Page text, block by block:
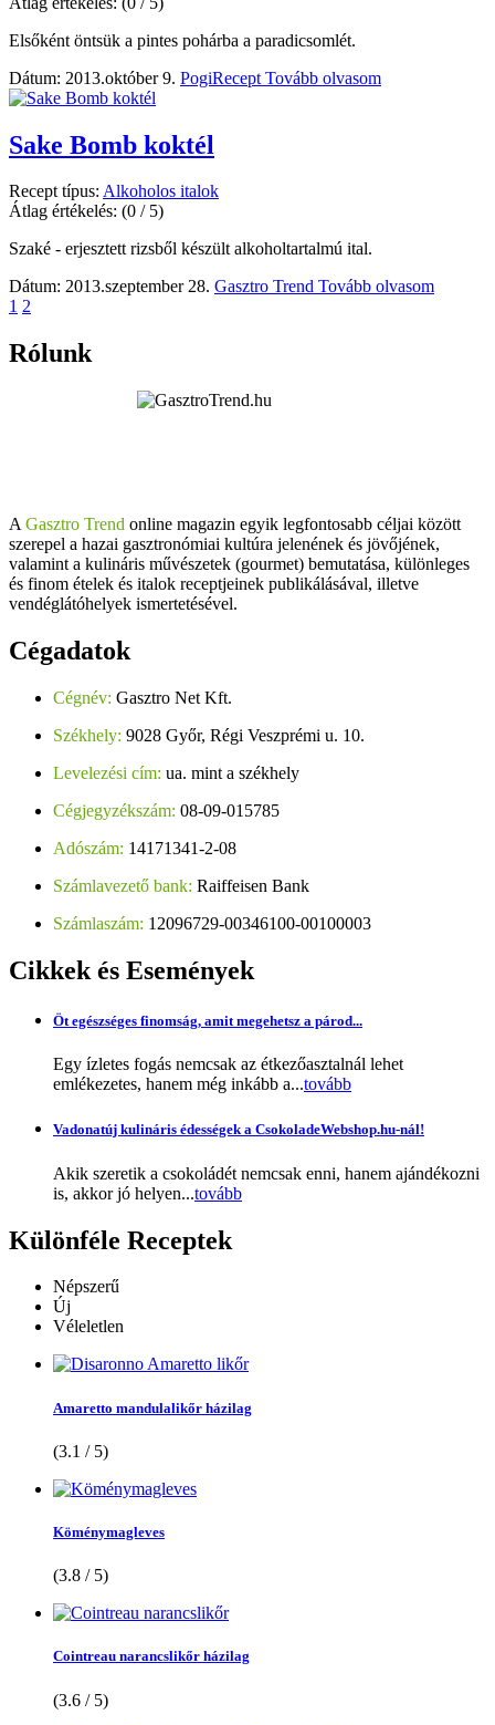
Elsőként öntsük a pintes pohárba a paradicsomlét.
Dátum: 2013.október 9. PogiRecept Tovább olvasom
Sake Bomb koktél
Recept típus: Alkoholos italok
Átlag értékelés: (0 / 5)
Szaké - erjesztett rizsből készült alkoholtartalmú ital.
Dátum: 2013.szeptember 28. Gasztro Trend Tovább olvasom
1 2
Rólunk
A Gasztro Trend online magazin egyik legfontosabb céljai között
szerepel a hazai gasztronómiai kultúra jelenének és jövőjének,
valamint a kulináris művészetek (gourmet) bemutatása, különleges
és finom ételek és italok receptjeinek publikálásával, illetve
vendéglátóhelyek ismertetésével.
Cégadatok
Cégnév: Gasztro Net Kft.
Székhely: 9028 Győr, Régi Veszprémi u. 10.
Levelezési cím: ua. mint a székhely
Cégjegyzékszám: 08-09-015785
Adószám: 14171341-2-08
Számlavezető bank: Raiffeisen Bank
Számlaszám: 12096729-00346100-00100003
Cikkek és Események
Öt egészséges finomság, amit megehetsz a párod...
Egy ízletes fogás nemcsak az étkezőasztalnál lehet
emlékezetes, hanem még inkább a...tovább
Vadonatúj kulináris édességek a CsokoladeWebshop.hu-nál!
Akik szeretik a csokoládét nemcsak enni, hanem ajándékozni
is, akkor jó helyen...tovább
Különféle Receptek
Népszerű
Új
Véleletlen
Amaretto mandulalikőr házilag
(3.1 / 5)
Köménymagleves
(3.8 / 5)
Cointreau narancslikőr házilag
(3.6 / 5)